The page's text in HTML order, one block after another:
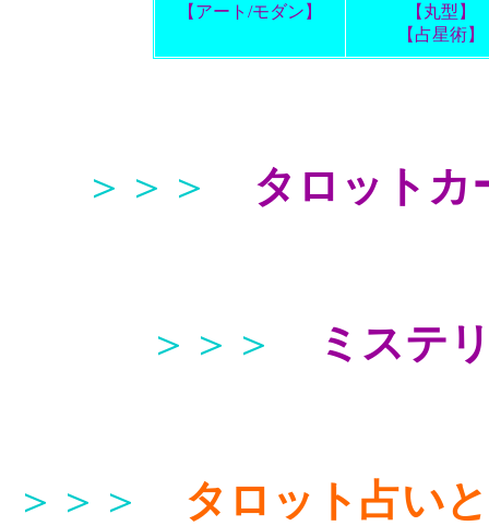
【アート/モダン】
【丸型】
【占星術】
＞＞＞ タロットカ
＞＞＞ ミステ
＞＞＞ タロット占い